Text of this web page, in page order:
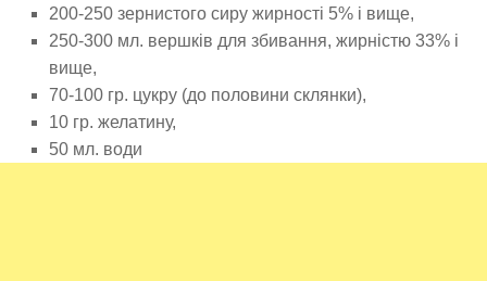
200-250 зернистого сиру жирності 5% і вище,
250-300 мл. вершків для збивання, жирністю 33% і
вище,
70-100 гр. цукру (до половини склянки),
10 гр. желатину,
50 мл. води